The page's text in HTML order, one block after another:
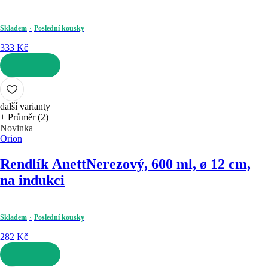
Skladem Poslední kousky
333 Kč
DO KOŠÍKU
další varianty
+ Průměr (2)
Novinka
Orion
Rendlík AnettNerezový, 600 ml, ø 12 cm,
na indukci
Skladem Poslední kousky
282 Kč